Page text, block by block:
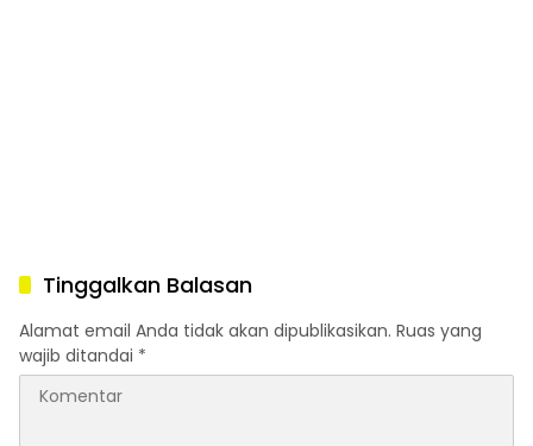
Tinggalkan Balasan
Alamat email Anda tidak akan dipublikasikan. Ruas yang
wajib ditandai *